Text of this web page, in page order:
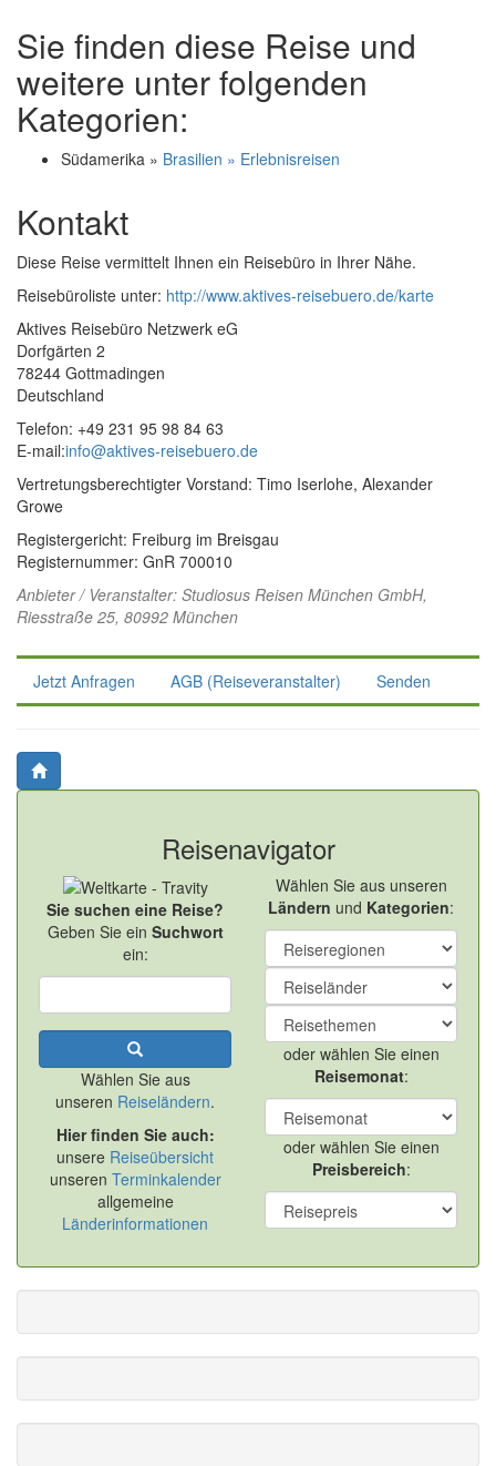
Sie finden diese Reise und
weitere unter folgenden
Kategorien:
Südamerika » Brasilien » Erlebnisreisen
Kontakt
Diese Reise vermittelt Ihnen ein Reisebüro in Ihrer Nähe.
Reisebüroliste unter: http://www.aktives-reisebuero.de/karte
Aktives Reisebüro Netzwerk eG
Dorfgärten 2
78244 Gottmadingen
Deutschland
Telefon: +49 231 95 98 84 63
E-mail:info@aktives-reisebuero.de
Vertretungsberechtigter Vorstand: Timo Iserlohe, Alexander
Growe
Registergericht: Freiburg im Breisgau
Registernummer: GnR 700010
Anbieter / Veranstalter: Studiosus Reisen München GmbH,
Riesstraße 25, 80992 München
Jetzt Anfragen AGB (Reiseveranstalter) Senden
Reisenavigator
Sie suchen eine Reise?
Geben Sie ein Suchwort
ein:
Wählen Sie aus
unseren Reiseländern.
Hier finden Sie auch:
unsere Reiseübersicht
unseren Terminkalender
allgemeine
Länderinformationen
Wählen Sie aus unseren
Ländern und Kategorien:
oder wählen Sie einen
Reisemonat:
oder wählen Sie einen
Preisbereich: